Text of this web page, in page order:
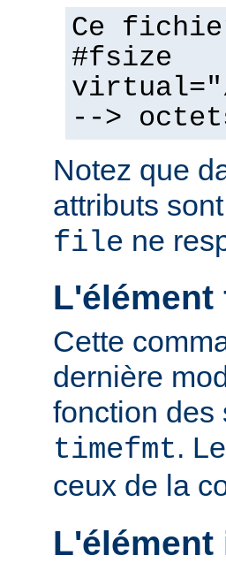
Ce
#fsize
virtual="/
-->
Notez que
attributs
file ne
L'élément
Cette
dernière
fonction des
timefmt.
ceux de la
L'élément